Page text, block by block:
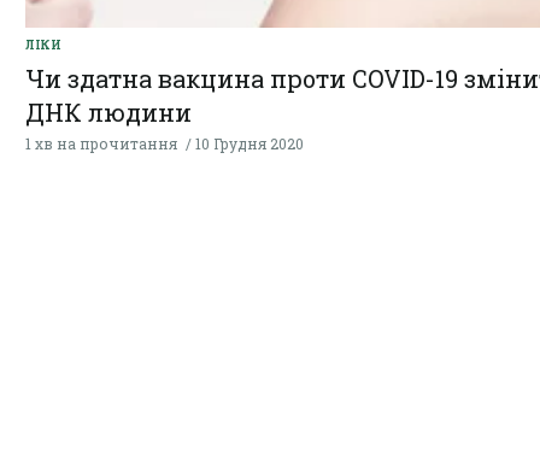
ЛІКИ
Чи здатна вакцина проти COVID-19
ДНК людини
1 хв на прочитання 10 Грудня 2020